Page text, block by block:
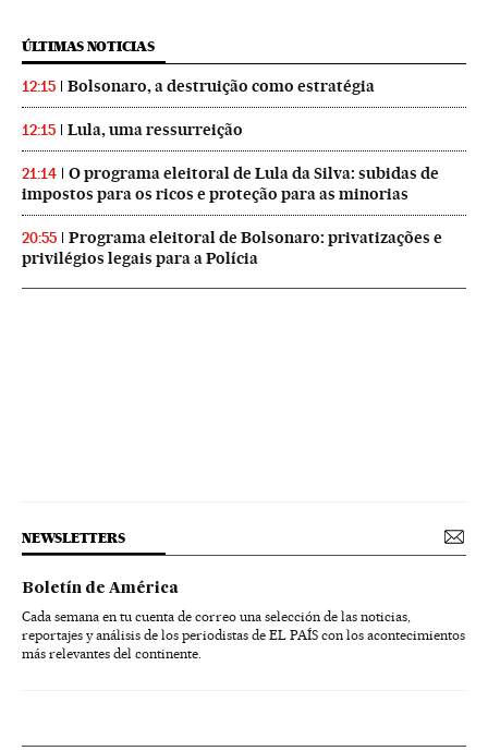
ÚLTIMAS NOTICIAS
12:15 Bolsonaro, a destruição como estratégia
12:15 Lula, uma ressurreição
21:14
O programa eleitoral de Lula da Silva: subidas de
impostos para os ricos e proteção para as minorias
20:55
Programa eleitoral de Bolsonaro: privatizações e
privilégios legais para a Polícia
NEWSLETTERS
Boletín de América
Cada semana en tu cuenta de correo una selección de las noticias,
reportajes y análisis de los periodistas de EL PAÍS con los acontecimientos
más relevantes del continente.